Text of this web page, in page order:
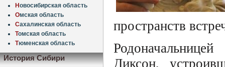
Новосибирская область
Омская область
Сахалинская область
Томская область
Тюменская область
История Сибири
пространств
Диксон,